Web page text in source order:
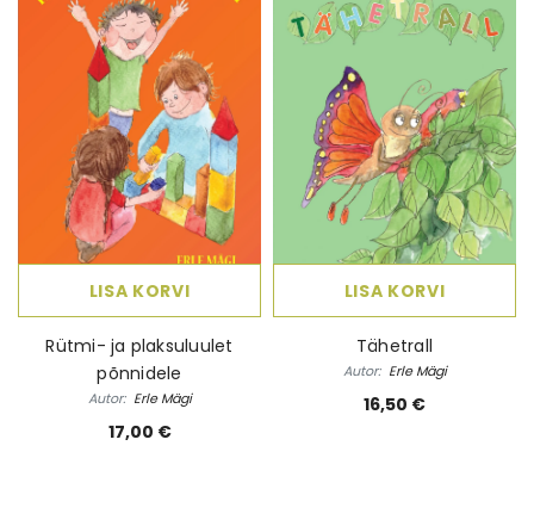
LISA KORVI
Rütmi- ja plaksuluulet
põnnidele
Autor: Erle Mägi
17,00 €
LISA KORVI
Tähetrall
Autor: Erle Mägi
16,50 €
Ebatäiuslik minevik
Autor: Joan Collins
4,00 €
Eesti
Autor: Kalle
28,50